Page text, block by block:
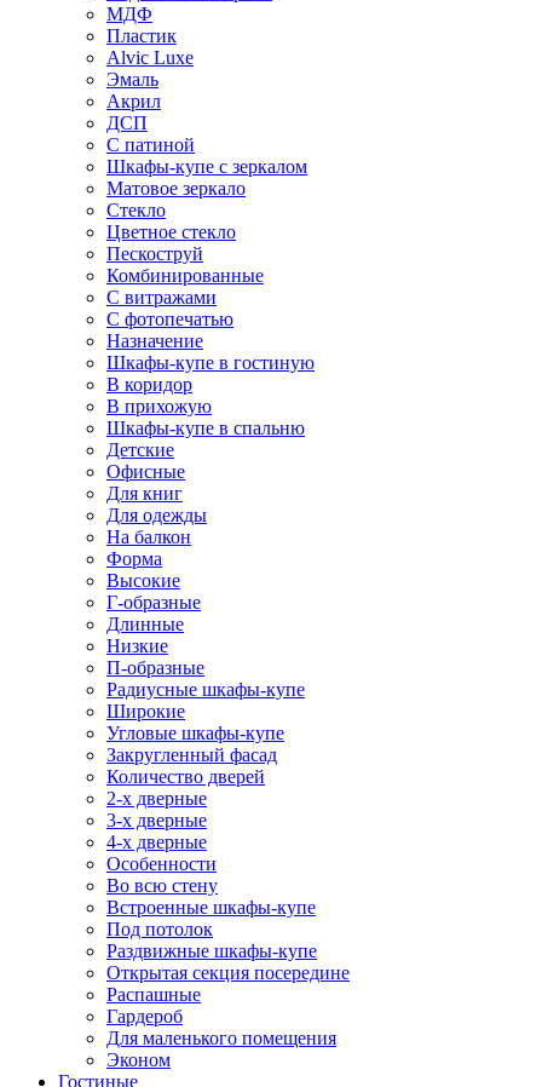
МДФ
Пластик
Alvic Luxe
Эмаль
Акрил
ДСП
С патиной
Шкафы-купе с зеркалом
Матовое зеркало
Стекло
Цветное стекло
Пескоструй
Комбинированные
С витражами
С фотопечатью
Назначение
Шкафы-купе в гостиную
В коридор
В прихожую
Шкафы-купе в спальню
Детские
Офисные
Для книг
Для одежды
На балкон
Форма
Высокие
Г-образные
Длинные
Низкие
П-образные
Радиусные шкафы-купе
Широкие
Угловые шкафы-купе
Закругленный фасад
Количество дверей
2-х дверные
3-х дверные
4-х дверные
Особенности
Во всю стену
Встроенные шкафы-купе
Под потолок
Раздвижные шкафы-купе
Открытая секция посередине
Распашные
Гардероб
Для маленького помещения
Эконом
Гостиные